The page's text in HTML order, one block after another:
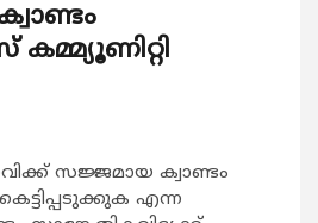
സജ്ജമായ ക്വാണ്ടം
എന്ന